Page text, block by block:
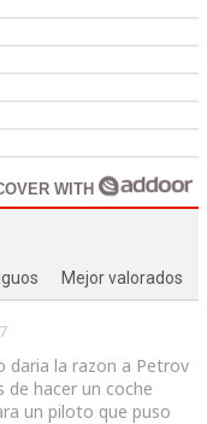
WITH
Mejor valorados
daria la razon a Petrov
de hacer un coche
un piloto que puso